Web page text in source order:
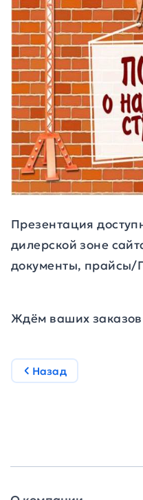
Презентация
дилерской зоне
документы, прайсы/
Ждём ваших
Назад